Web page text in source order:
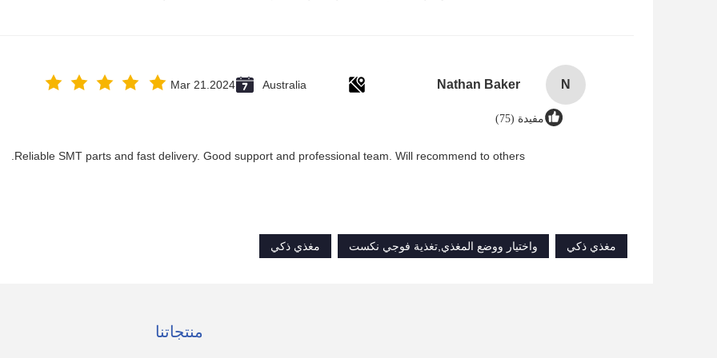
N
Nathan Baker
Australia
Mar 21.2024
مفيدة (75)
Reliable SMT parts and fast delivery. Good support and professional team. Will recommend to others.
مغذي ذكي
واختيار ووضع المغذي,تغذية فوجي نكست مغذي ذكي
منتجاتنا